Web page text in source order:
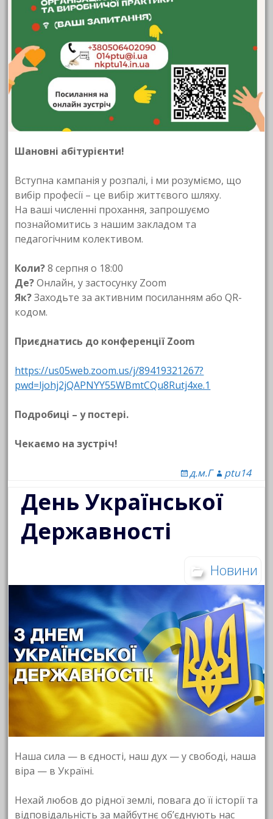
Шановні абітурієнти!
Вступна кампанія у розпалі, і ми розуміємо, що
вибір професії – це вибір життєвого шляху.
На ваші численні прохання, запрошуємо
познайомитись з нашим закладом та
педагогічним колективом.
Коли?8 серпня о 18:00
Де?Онлайн, у застосунку Zoom
Як?Заходьте за активним посиланням або QR-
кодом.
Приєднатись до конференції Zoom
https://us05web.zoom.us/j/89419321267?
pwd=ljohj2jQAPNYY55WBmtCQu8Rutj4xe.1
Подробиці – у постері.
Чекаємо на зустріч!
д.м.Г ptu14
День Української
Державності
Новини
Наша сила — в єдності, наш дух — у свободі, наша
віра — в Україні.
Нехай любов до рідної землі, повага до її історії та
відповідальність за майбутнє об’єднують нас